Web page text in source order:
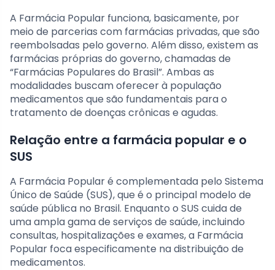
A Farmácia Popular funciona, basicamente, por
meio de parcerias com farmácias privadas, que são
reembolsadas pelo governo. Além disso, existem as
farmácias próprias do governo, chamadas de
“Farmácias Populares do Brasil”. Ambas as
modalidades buscam oferecer à população
medicamentos que são fundamentais para o
tratamento de doenças crônicas e agudas.
Relação entre a farmácia popular e o
SUS
A Farmácia Popular é complementada pelo Sistema
Único de Saúde (SUS), que é o principal modelo de
saúde pública no Brasil. Enquanto o SUS cuida de
uma ampla gama de serviços de saúde, incluindo
consultas, hospitalizações e exames, a Farmácia
Popular foca especificamente na distribuição de
medicamentos.